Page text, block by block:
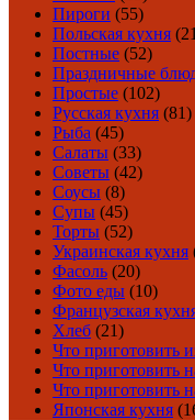
Пироги (55)
Польская кухня
Постные (52)
Праздничные
Простые (102)
Русская кухня (81)
Рыба (45)
Салаты (33)
Советы (42)
Соусы (8)
Супы (45)
Торты (52)
Украинская кухня
Фасоль (20)
Фото еды (10)
Французская
Хлеб (21)
Что приготовить
Что приготовить
Что приготовить
Японская кухня